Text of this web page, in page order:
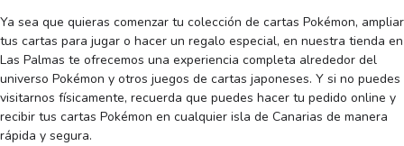
Ya sea que quieras comenzar tu colección de cartas Pokémon, ampliar
tus cartas para jugar o hacer un regalo especial, en nuestra tienda en
Las Palmas te ofrecemos una experiencia completa alrededor del
universo Pokémon y otros juegos de cartas japoneses. Y si no puedes
visitarnos físicamente, recuerda que puedes hacer tu pedido online y
recibir tus cartas Pokémon en cualquier isla de Canarias de manera
rápida y segura.